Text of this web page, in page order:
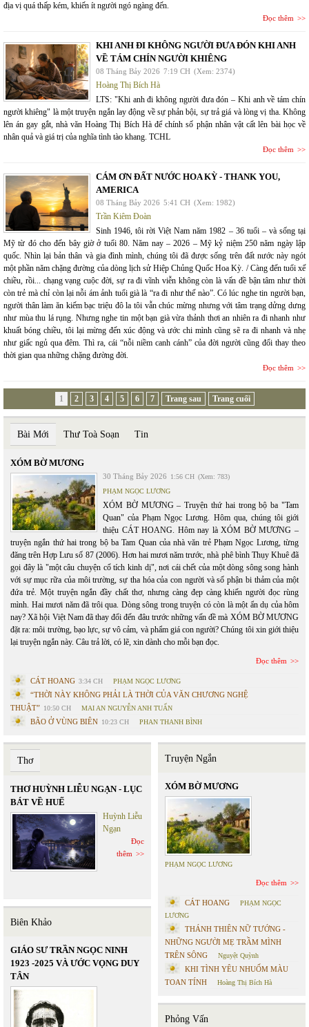
địa vị quá thấp kém, khiến ít người ngó ngàng đến.
Đọc thêm
KHI ANH ĐI KHÔNG NGƯỜI ĐƯA ĐÓN KHI ANH
VỀ TÁM CHÍN NGƯỜI KHIÊNG
08 Tháng Bảy 2026 7:19 CH (Xem: 2374)
Hoàng Thị Bích Hà
LTS: "Khi anh đi không người đưa đón – Khi anh về tám chín
người khiêng" là một truyện ngắn lay động về sự phản bội, sự trả giá và lòng vị tha. Không
lên án gay gắt, nhà văn Hoàng Thị Bích Hà để chính số phận nhân vật cất lên bài học về
nhân quả và giá trị của nghĩa tình tào khang. TCHL
Đọc thêm
CÁM ƠN ĐẤT NƯỚC HOA KỲ - THANK YOU,
AMERICA
08 Tháng Bảy 2026 5:41 CH (Xem: 1982)
Trần Kiêm Đoàn
Sinh 1946, tôi rời Việt Nam năm 1982 – 36 tuổi – và sống tại
Mỹ từ đó cho đến bây giờ ở tuổi 80. Năm nay – 2026 – Mỹ kỷ niệm 250 năm ngày lập
quốc. Nhìn lại bản thân và gia đình mình, chúng tôi đã được sống trên đất nước này ngót
một phần năm chặng đường của dòng lịch sử Hiệp Chủng Quốc Hoa Kỳ. / Càng đến tuổi xế
chiều, rồi... chạng vạng cuộc đời, sự ra đi vĩnh viễn không còn là vấn đề bận tâm như thời
còn trẻ mà chỉ còn lại nỗi ám ảnh tuổi già là “ra đi như thế nào”. Có lúc nghe tin người bạn,
người thân làm ăn kiếm bạc triệu đô la tôi vẫn chúc mừng nhưng với tâm trạng dửng dưng
như mùa thu lá rụng. Nhưng nghe tin một bạn già vừa thảnh thơi an nhiên ra đi nhanh như
khuất bóng chiều, tôi lại mừng đến xúc động và ước chi mình cũng sẽ ra đi nhanh và nhẹ
như giấc ngủ qua đêm. Thì ra, cái “nỗi niềm canh cánh” của đời người cũng đổi thay theo
thời gian qua những chặng đường đời.
Đọc thêm
1 2 3 4 5 6 7 Trang sau Trang cuối
Bài Mới Thư Toà Soạn Tin
XÓM BỜ MƯƠNG
30 Tháng Bảy 2026 1:56 CH (Xem: 783)
PHẠM NGỌC LƯƠNG
XÓM BỜ MƯƠNG – Truyện thứ hai trong bộ ba "Tam
Quan" của Phạm Ngọc Lương. Hôm qua, chúng tôi giới
thiệu CÁT HOANG. Hôm nay là XÓM BỜ MƯƠNG –
truyện ngắn thứ hai trong bộ ba Tam Quan của nhà văn trẻ Phạm Ngọc Lương, từng
đăng trên Hợp Lưu số 87 (2006). Hơn hai mươi năm trước, nhà phê bình Thụy Khuê đã
gọi đây là "một câu chuyện cổ tích kinh dị", nơi cái chết của một dòng sông song hành
với sự mục rữa của môi trường, sự tha hóa của con người và số phận bi thảm của một
đứa trẻ. Một truyện ngắn đầy chất thơ, nhưng càng đẹp càng khiến người đọc rùng
mình. Hai mươi năm đã trôi qua. Dòng sông trong truyện có còn là một ẩn dụ của hôm
nay? Xã hội Việt Nam đã thay đổi đến đâu trước những vấn đề mà XÓM BỜ MƯƠNG
đặt ra: môi trường, bạo lực, sự vô cảm, và phẩm giá con người? Chúng tôi xin giới thiệu
lại truyện ngắn này. Câu trả lời, có lẽ, xin dành cho mỗi bạn đọc.
Đọc thêm
CÁT HOANG 3:34 CH PHẠM NGỌC LƯƠNG
“THỜI NÀY KHÔNG PHẢI LÀ THỜI CỦA VĂN CHƯƠNG NGHỆ
THUẬT” 10:50 CH MAI AN NGUYỄN ANH TUẤN
BÃO Ở VÙNG BIÊN 10:23 CH PHAN THANH BÌNH
Thơ
THƠ HUỲNH LIỄU NGẠN - LỤC
BÁT VỀ HUẾ
Huỳnh Liễu
Ngạn
Đọc
thêm
Biên Khảo
GIÁO SƯ TRẦN NGỌC NINH
1923 -2025 VÀ ƯỚC VỌNG DUY
TÂN
Truyện Ngắn
XÓM BỜ MƯƠNG
PHẠM NGỌC LƯƠNG
Đọc thêm
CÁT HOANG
PHẠM NGỌC
LƯƠNG
THÁNH THIÊN NỮ TƯỚNG -
NHỮNG NGƯỜI MẸ TRẦM MÌNH
TRÊN SÔNG
Nguyệt Quỳnh
KHI TÌNH YÊU NHUỐM MÀU
TOAN TÍNH
Hoàng Thị Bích Hà
Phỏng Vấn